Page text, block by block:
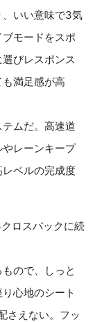
いい意味で3気
モードをスポ
びレスポンス
満足感が高
ムだ。高速道
レーンキープ
ベルの完成度
ロスバックに続
ので、しっと
心地のシート
さえない。フッ